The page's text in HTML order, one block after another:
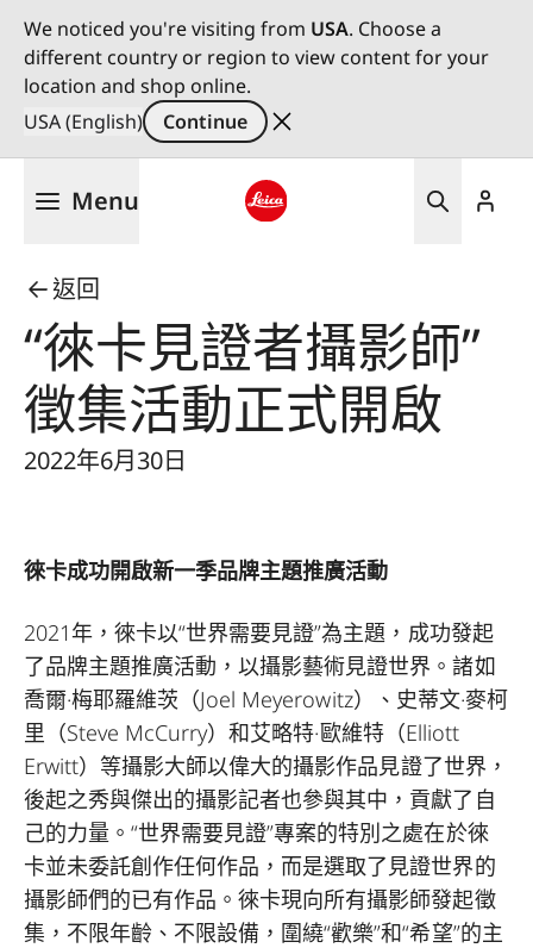
We noticed you're visiting from USA. Choose a
different country or region to view content for your
location and shop online.
USA (English)
Continue
Menu
返回
“徠卡見證者攝影師”
徵集活動正式開啟
2022年6月30日
徠卡成功開啟新一季品牌主題推廣活動
2021年，徠卡以“世界需要見證”為主題，成功發起
了品牌主題推廣活動，以攝影藝術見證世界。諸如
喬爾·梅耶羅維茨（Joel Meyerowitz）、史蒂文·麥柯
里（Steve McCurry）和艾略特·歐維特（Elliott
Erwitt）等攝影大師以偉大的攝影作品見證了世界，
後起之秀與傑出的攝影記者也參與其中，貢獻了自
己的力量。“世界需要見證”專案的特別之處在於徠
卡並未委託創作任何作品，而是選取了見證世界的
攝影師們的已有作品。徠卡現向所有攝影師發起徵
集，不限年齡、不限設備，圍繞“歡樂”和“希望”的主